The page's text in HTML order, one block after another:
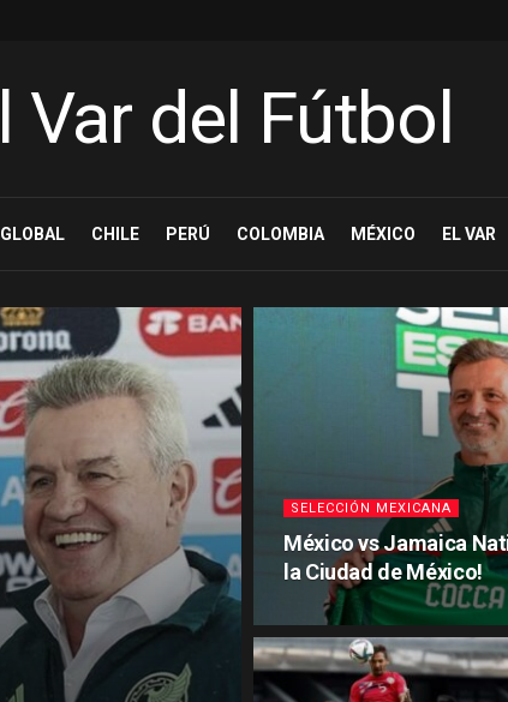
GLOBAL CHILE PERÚ COLOMBIA MÉXICO EL VAR
SELECCIÓN MEXICANA
México vs Jamaica
la Ciudad de México!